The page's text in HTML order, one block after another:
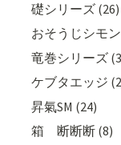
礎シリーズ (26)
おそうじシモ
竜巻シリーズ
ケブタエッジ
昇氣SM (24)
箱 断断断 (8)